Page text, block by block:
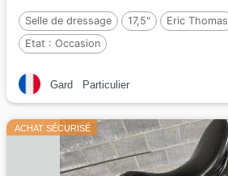
Selle de dressage 17,5" Eric Thomas
Etat : Occasion
Gard Particulier
ACHAT SÉCURISÉ